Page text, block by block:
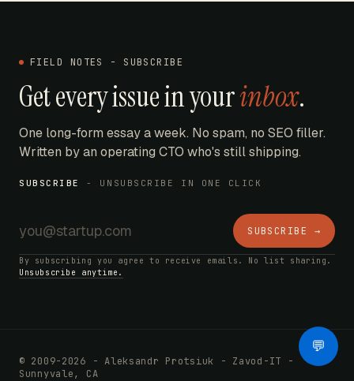
FIELD NOTES - SUBSCRIBE
Get every issue in yourinbox.
One long-form essay a week. No spam, no SEO filler.
Written by an operating CTO who's still shipping.
SUBSCRIBE - UNSUBSCRIBE IN ONE CLICK
SUBSCRIBE →
By subscribing you agree to receive emails. No list sharing.
Unsubscribe anytime.
© 2009-2026 - Aleksandr Protsiuk - Zavod-IT -
Sunnyvale, CA
💬